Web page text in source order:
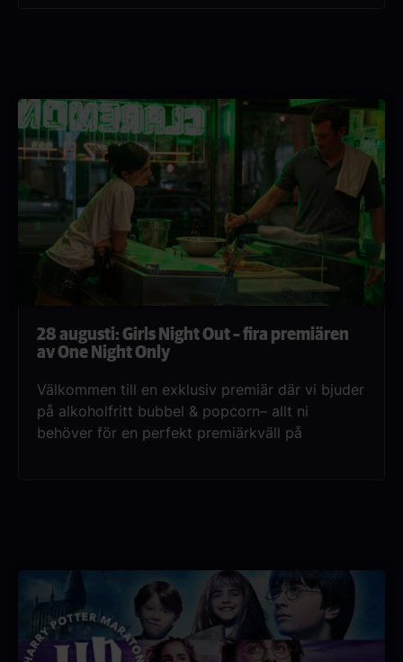
filmer, så oavsett om du är filmälskare,
entusiast eller renodlad nörd finns det något för
dig.
28 augusti: Girls Night Out – fira premiären
av One Night Only
Välkommen till en exklusiv premiär där vi bjuder
på alkoholfritt bubbel & popcorn– allt ni
behöver för en perfekt premiärkväll på
för en Girls Night Out.Om filmen: Den nyligen
dumpade Owen och den förhoppningsfulla
romantikern Allie kan vara de enda två singlarna
i stan som letar efter något mer än bara ett kort